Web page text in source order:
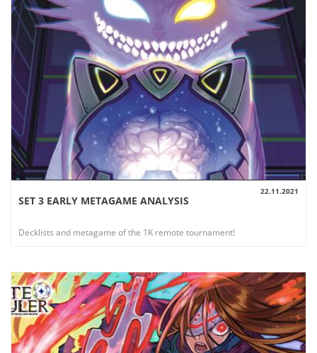
AUSSICHT
22.11.2021
SET 3 EARLY METAGAME ANALYSIS
Decklists and metagame of the 1K remote tournament!